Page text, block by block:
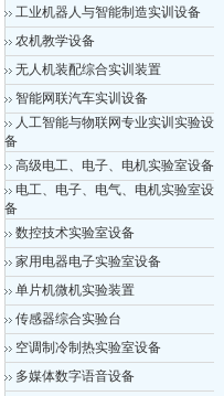
工业机器人与智能制造实训设备
农机教学设备
无人机装配综合实训装置
智能网联汽车实训设备
人工智能与物联网专业实训实验设
备
高级电工、电子、电机实验室设备
电工、电子、电气、电机实验室设
备
数控技术实验室设备
家用电器电子实验室设备
单片机微机实验装置
传感器综合实验台
空调制冷制热实验室设备
多媒体数字语音设备